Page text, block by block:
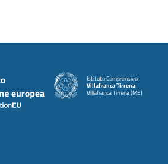
Istituto Comprensivo
Villafranca Tirrena
Villafranca Tirrena (ME)